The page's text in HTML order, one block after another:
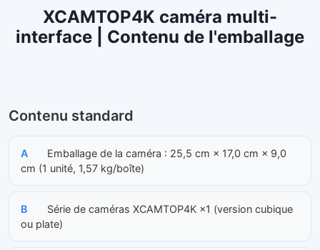
XCAMTOP4K caméra multi-
interface | Contenu de l'emballage
Contenu standard
A
Emballage de la caméra : 25,5 cm × 17,0 cm × 9,0
cm (1 unité, 1,57 kg/boîte)
B
Série de caméras XCAMTOP4K ×1 (version cubique
ou plate)